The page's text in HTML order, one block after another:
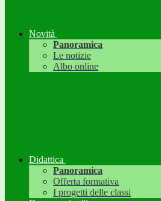
Novità
Panoramica
Le notizie
Albo online
Didattica
Panoramica
Offerta formativa
I progetti delle classi